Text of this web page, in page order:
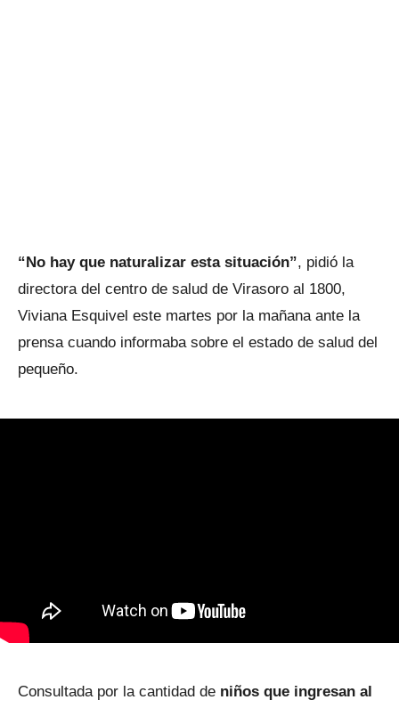
“No hay que naturalizar esta situación”, pidió la
directora del centro de salud de Virasoro al 1800,
Viviana Esquivel este martes por la mañana ante la
prensa cuando informaba sobre el estado de salud del
pequeño.
Consultada por la cantidad de niños que ingresan al